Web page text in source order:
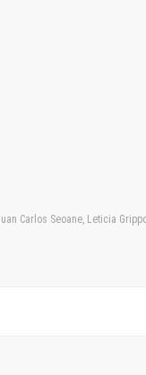
Carlos Seoane, Leticia